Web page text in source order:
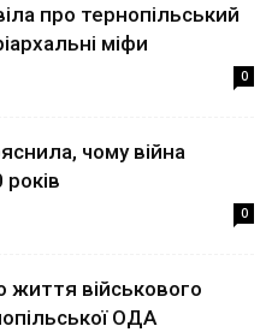
про тернопільський
міфи
0
чому війна
0
життя військового
ОДА